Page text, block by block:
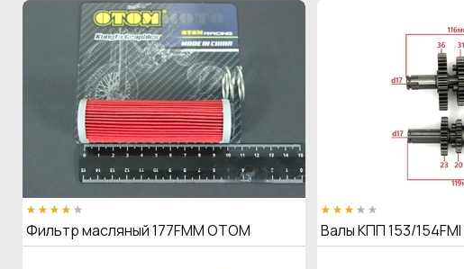
Фильтр масляный 177FMM OTOM Валы КПП 153/